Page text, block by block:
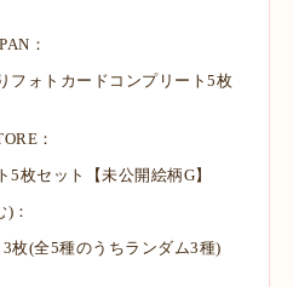
：
ォトカードコンプリート5枚
：
枚セット【未公開絵柄G】
：
(全5種のうちランダム3種)